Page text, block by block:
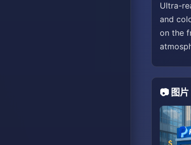
Ultra-
and
on the
📷 图片